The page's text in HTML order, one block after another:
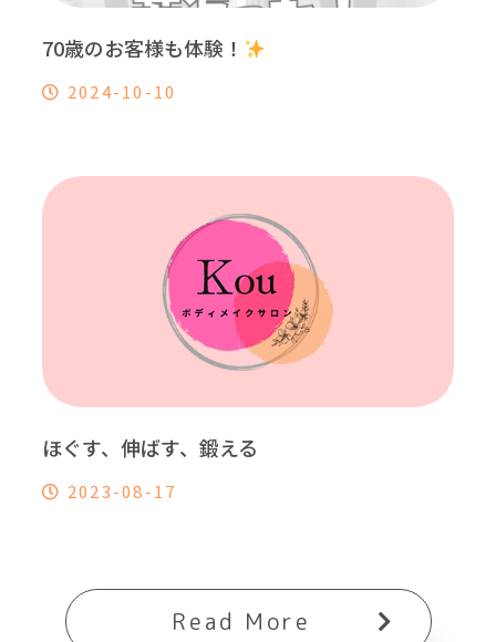
70歳のお客様も体験！
2024-10-10
ほぐす、伸ばす、鍛える
2023-08-17
Read More